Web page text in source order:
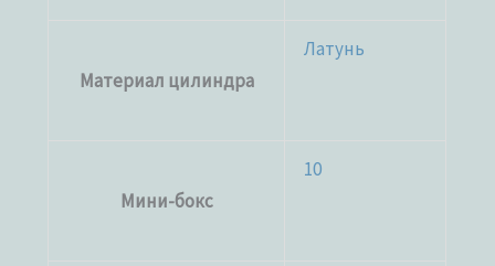
Материал цилиндра
Латунь
Мини-бокс
10